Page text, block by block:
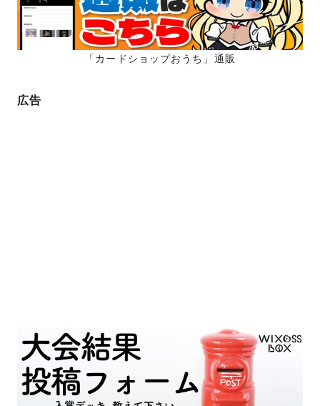
送
り
「カードショップおうち」通販
広告